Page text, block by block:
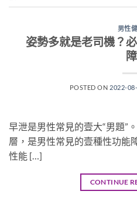
男性
姿勢多就是老司機？
障
POSTED ON 2022-
早泄是男性常見的壹大“男題”
層，是男性常見的壹種性功能
性能 […]
CONTINUE